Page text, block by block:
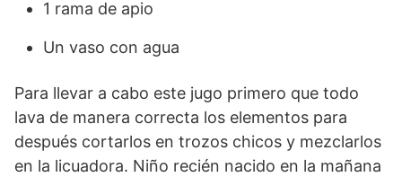
1 rama de apio
Un vaso con agua
Para llevar a cabo este jugo primero que todo
lava de manera correcta los elementos para
después cortarlos en trozos chicos y mezclarlos
en la licuadora. Niño recién nacido en la mañana